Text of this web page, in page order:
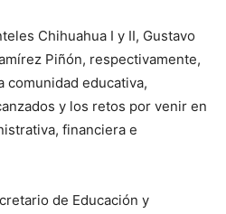
Chihuahua I y II, Gustavo
Piñón, respectivamente,
comunidad educativa,
y los retos por venir en
financiera e
de Educación y